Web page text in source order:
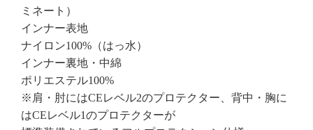
ミネート）
インナー表地
ナイロン100%（はっ水）
インナー裏地・中綿
ポリエステル100%
※肩・肘にはCEレベル2のプロテクター、背中・胸に
はCEレベル1のプロテクターが